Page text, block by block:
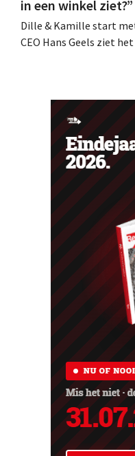
in een winkel ziet?”
Dille & Kamille start
CEO Hans Geels ziet